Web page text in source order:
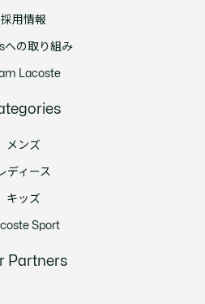
採用情報
への取り組み
Lacoste
メンズ
レディース
キッズ
Sport
Partners